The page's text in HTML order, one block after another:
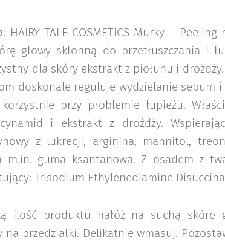
: HAIRY TALE COSMETICS Murky –
głowy skłonną do przetłuszczania i
dla skóry ekstrakt z piołunu i
doskonale reguluje wydzielanie sebum
przy problemie łupieżu.
i ekstrakt z drożdży.
z lukrecji, arginina, mannitol,
m.in. guma ksantanowa. Z osadem z
Trisodium Ethylenediamine
ilość produktu nałóż na suchą skórę
na przedziałki. Delikatnie wmasuj.